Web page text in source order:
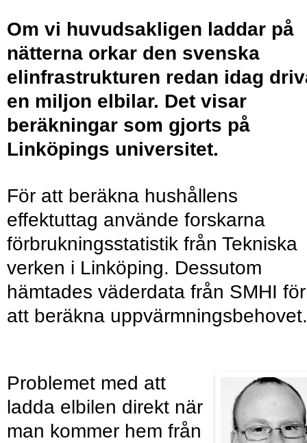
Om vi huvudsakligen laddar på
nätterna orkar den svenska
elinfrastrukturen redan idag
en miljon elbilar. Det visar
beräkningar som gjorts på
Linköpings universitet.
För att beräkna hushållens
effektuttag använde forskarna
förbrukningsstatistik från Tekniska
verken i Linköping. Dessutom
hämtades väderdata från SMHI för
att beräkna uppvärmningsbehovet.
Problemet med att
ladda elbilen direkt när
man kommer hem från